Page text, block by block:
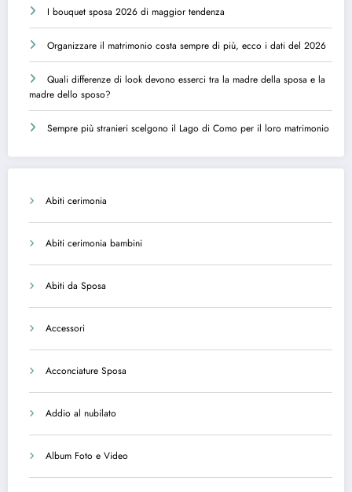
I bouquet sposa 2026 di maggior tendenza
Organizzare il matrimonio costa sempre di più, ecco i dati del 2026
Quali differenze di look devono esserci tra la madre della sposa e la
madre dello sposo?
Sempre più stranieri scelgono il Lago di Como per il loro matrimonio
Abiti cerimonia
Abiti cerimonia bambini
Abiti da Sposa
Accessori
Acconciature Sposa
Addio al nubilato
Album Foto e Video